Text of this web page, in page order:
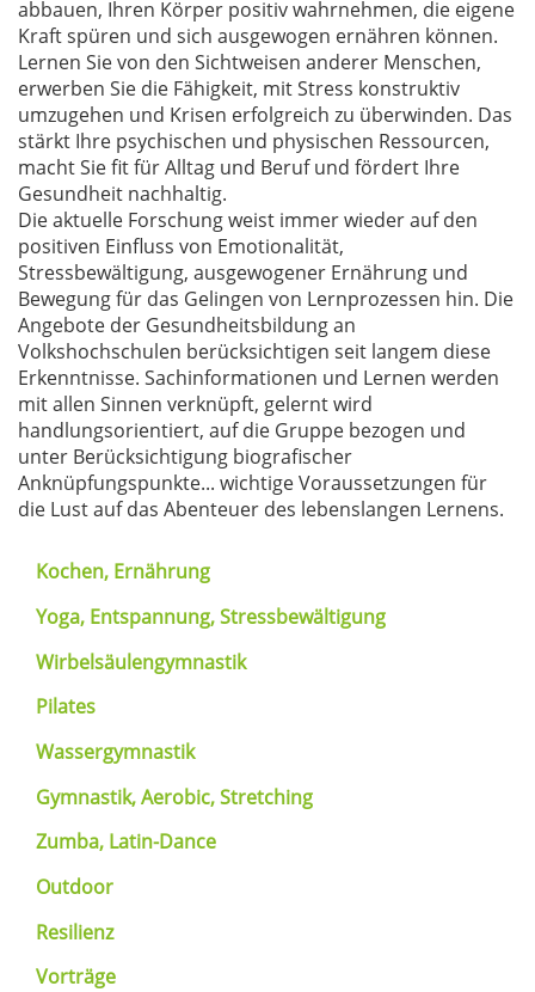
abbauen, Ihren Körper positiv wahrnehmen, die eigene
Kraft spüren und sich ausgewogen ernähren können.
Lernen Sie von den Sichtweisen anderer Menschen,
erwerben Sie die Fähigkeit, mit Stress konstruktiv
umzugehen und Krisen erfolgreich zu überwinden. Das
stärkt Ihre psychischen und physischen Ressourcen,
macht Sie fit für Alltag und Beruf und fördert Ihre
Gesundheit nachhaltig.
Die aktuelle Forschung weist immer wieder auf den
positiven Einfluss von Emotionalität,
Stressbewältigung, ausgewogener Ernährung und
Bewegung für das Gelingen von Lernprozessen hin. Die
Angebote der Gesundheitsbildung an
Volkshochschulen berücksichtigen seit langem diese
Erkenntnisse. Sachinformationen und Lernen werden
mit allen Sinnen verknüpft, gelernt wird
handlungsorientiert, auf die Gruppe bezogen und
unter Berücksichtigung biografischer
Anknüpfungspunkte... wichtige Voraussetzungen für
die Lust auf das Abenteuer des lebenslangen Lernens.
Kochen, Ernährung
Yoga, Entspannung, Stressbewältigung
Wirbelsäulengymnastik
Pilates
Wassergymnastik
Gymnastik, Aerobic, Stretching
Zumba, Latin-Dance
Outdoor
Resilienz
Vorträge